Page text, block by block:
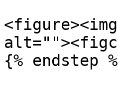
{% endstep